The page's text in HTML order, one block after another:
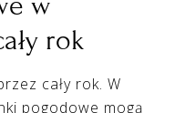
rok
cały rok. W
pogodowe mogą